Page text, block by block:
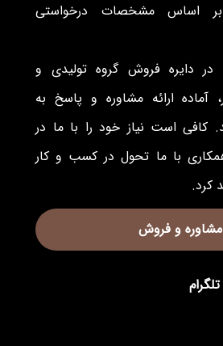
بر اساس مشخصات درخواستی
در دایره فروش گروه تولیدی و
آماده ارائه مشاوره و پاسخ به
کافی است نیاز خود را با ما در
با ما تحول در کسب و کار
کرد.
مشاوره و فروش
تلگرام